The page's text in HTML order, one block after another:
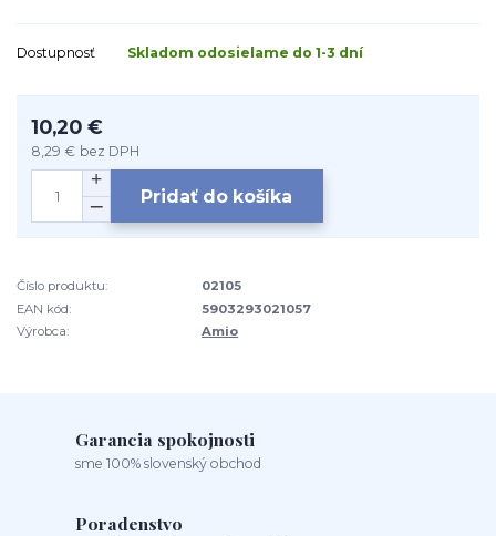
Dostupnosť Skladom odosielame do 1-3 dní
10,20 €
8,29 € bez DPH
Pridať do košíka
Číslo produktu:
02105
EAN kód:
5903293021057
Výrobca:
Amio
Garancia spokojnosti
sme 100% slovenský obchod
Poradenstvo